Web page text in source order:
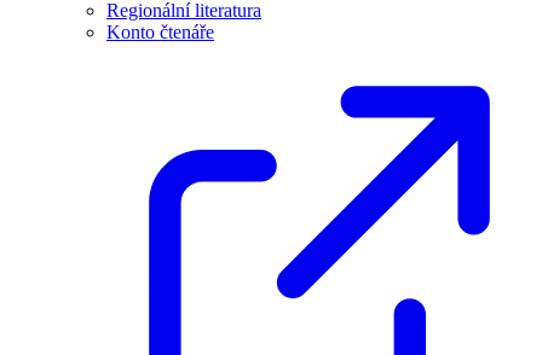
Regionální literatura
Konto čtenáře